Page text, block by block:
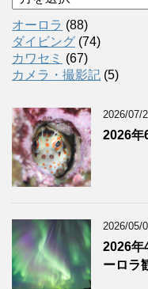
ー
カ
イ
ブ
オーロラ (88)
ダイビング (74)
カワセミ (67)
カメラ・撮影記 (5)
2026/07/
2026年
2026/05/
2026年
ーロラ